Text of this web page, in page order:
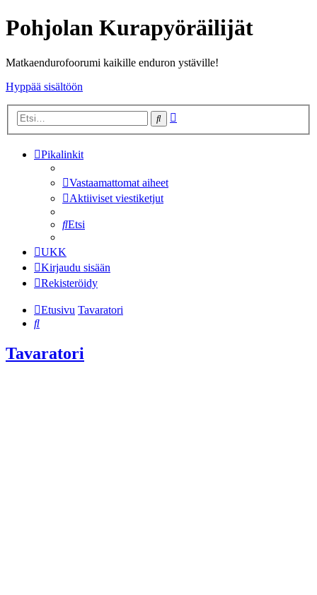
Pohjolan Kurapyöräilijät
Matkaendurofoorumi kaikille enduron ystäville!
Hyppää sisältöön
Etsi
Pikalinkit
Vastaamattomat aiheet
Aktiiviset viestiketjut
Etsi
UKK
Kirjaudu sisään
Rekisteröidy
Etusivu Tavaratori
Etsi
Tavaratori